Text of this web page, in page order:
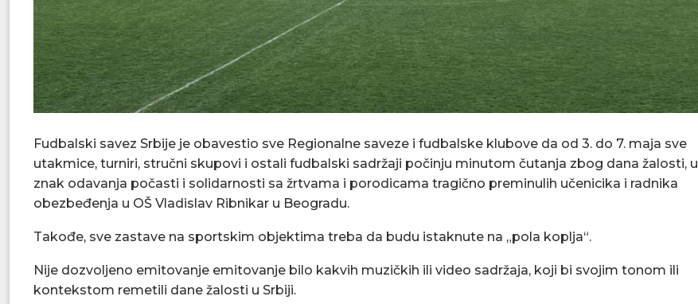
Fudbalski savez Srbije je obavestio sve Regionalne saveze i fudbalske klubove da od 3. do 7. maja sve
utakmice, turniri, stručni skupovi i ostali fudbalski sadržaji počinju minutom čutanja zbog dana žalosti, u
znak odavanja počasti i solidarnosti sa žrtvama i porodicama tragično preminulih učenicika i radnika
obezbeđenja u OŠ Vladislav Ribnikar u Beogradu.
Takođe, sve zastave na sportskim objektima treba da budu istaknute na „pola koplja“.
Nije dozvoljeno emitovanje emitovanje bilo kakvih muzičkih ili video sadržaja, koji bi svojim tonom ili
kontekstom remetili dane žalosti u Srbiji.